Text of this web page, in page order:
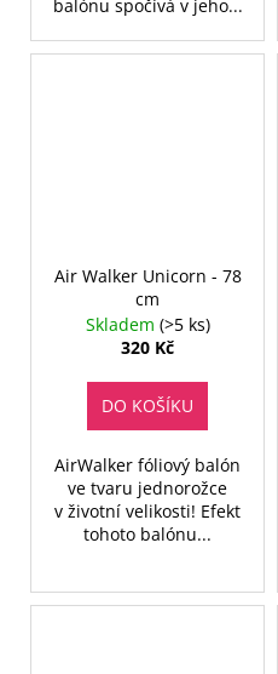
balónu spočívá v jeho...
Air Walker Unicorn - 78
cm
Skladem (>5 ks)
320 Kč
DO KOŠÍKU
AirWalker fóliový balón
ve tvaru jednorožce
v životní velikosti! Efekt
tohoto balónu...